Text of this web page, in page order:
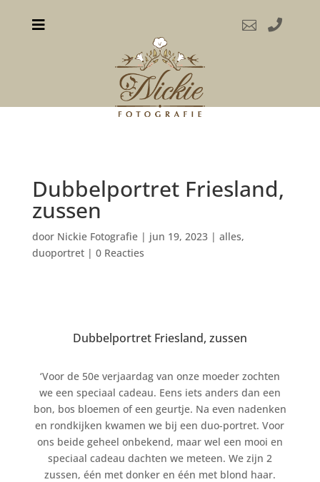
  
Dubbelportret Friesland,
zussen
door Nickie Fotografie| jun 19, 2023| alles,
duoportret| 0 Reacties
Dubbelportret Friesland, zussen
‘Voor de 50e verjaardag van onze moeder zochten
we een speciaal cadeau. Eens iets anders dan een
bon, bos bloemen of een geurtje. Na even nadenken
en rondkijken kwamen we bij een duo-portret. Voor
ons beide geheel onbekend, maar wel een mooi en
speciaal cadeau dachten we meteen. We zijn 2
zussen, één met donker en één met blond haar.